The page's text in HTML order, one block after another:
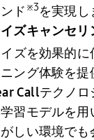
ド ※3を実現し
ズキャンセリ
ズを効果的
ング体験を提
Callテクノロ
習モデルを
しい環境でも